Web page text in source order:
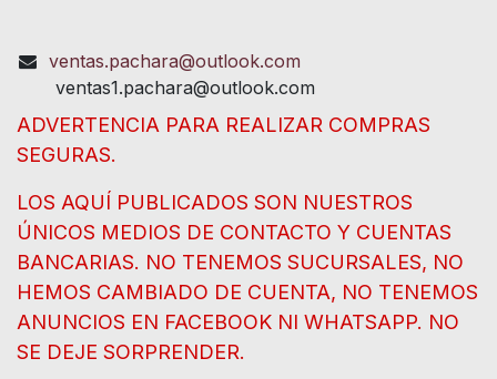
ventas.pachara@outlook.com
ventas1.pachara@outlook.com
ADVERTENCIA PARA REALIZAR COMPRAS
SEGURAS.
LOS AQUÍ PUBLICADOS SON NUESTROS
ÚNICOS MEDIOS DE CONTACTO Y CUENTAS
BANCARIAS. NO TENEMOS SUCURSALES, NO
HEMOS CAMBIADO DE CUENTA, NO TENEMOS
ANUNCIOS EN FACEBOOK NI WHATSAPP. NO
SE DEJE SORPRENDER.